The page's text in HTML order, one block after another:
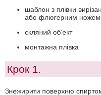
шаблон з плівки
або флюгерним ножем
скляний об’ект
монтажна плівка
Крок 1.
Знежирити поверхню